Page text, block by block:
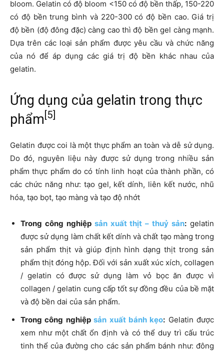
bloom. Gelatin có độ bloom <150 có độ bền thấp, 150-220
có độ bền trung bình và 220-300 có độ bền cao. Giá trị
độ bền (độ đông đặc) càng cao thì độ bền gel càng mạnh.
Dựa trên các loại sản phẩm được yêu cầu và chức năng
của nó để áp dụng các giá trị độ bền khác nhau của
gelatin.
Ứng dụng của gelatin trong thực
phẩm [5]
Gelatin được coi là một thực phẩm an toàn và dễ sử dụng.
Do đó, nguyên liệu này được sử dụng trong nhiều sản
phẩm thực phẩm do có tính linh hoạt của thành phần, có
các chức năng như: tạo gel, kết dính, liên kết nước, nhũ
hóa, tạo bọt, tạo màng và tạo độ nhớt
Trong công nghiệp sản xuất thịt – thuỷ sản: gelatin
được sử dụng làm chất kết dính và chất tạo màng trong
sản phẩm thịt và giúp định hình dạng thịt trong sản
phẩm thịt đóng hộp. Đối với sản xuất xúc xích, collagen
/ gelatin có được sử dụng làm vỏ bọc ăn được vì
collagen / gelatin cung cấp tốt sự đồng đều của bề mặt
và độ bền dai của sản phẩm.
Trong công nghiệpsản xuất bánh kẹo: Gelatin được
xem như một chất ổn định và có thể duy trì cấu trúc
tinh thể của đường cho các sản phẩm bánh như: đông